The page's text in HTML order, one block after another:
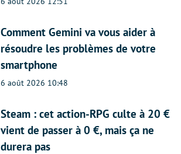
Comment Gemini va vous aider à
résoudre les problèmes de votre
smartphone
6 août 2026 10:48
Steam : cet action-RPG culte à 20 €
vient de passer à 0 €, mais ça ne
durera pas